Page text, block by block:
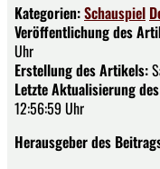
Kategorien:Schauspiel
Veröffentlichung des
Uhr
Erstellung des Artikels:
Letzte Aktualisierung
12:56:59 Uhr
Herausgeber des